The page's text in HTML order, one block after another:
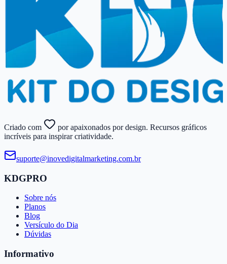
Criado com
por apaixonados por design. Recursos gráficos
incríveis para inspirar criatividade.
suporte@​inovedigitalmarketing.​com.​br
KDGPRO
Sobre nós
Planos
Blog
Versículo do Dia
Dúvidas
Informativo